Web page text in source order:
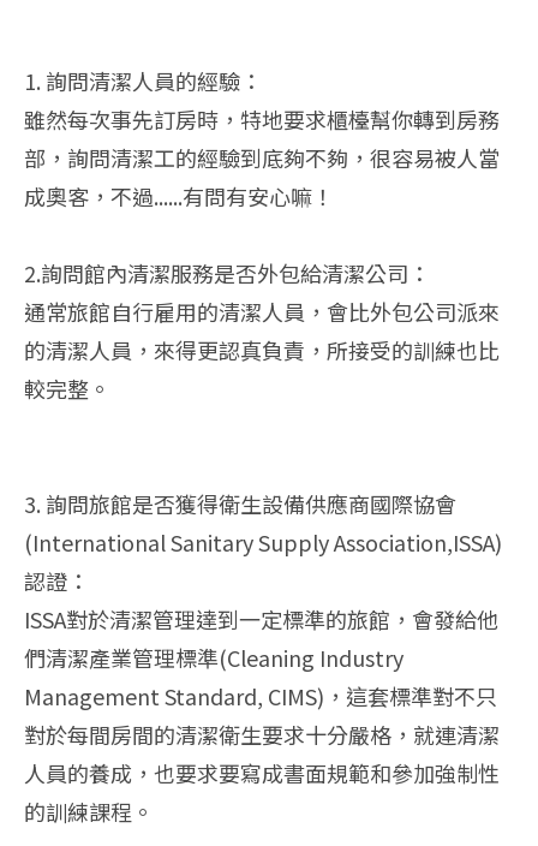
1. 詢問清潔人員的經驗：
雖然每次事先訂房時，特地要求櫃檯幫你轉到房務
部，詢問清潔工的經驗到底夠不夠，很容易被人當
成奧客，不過......有問有安心嘛！
2.詢問館內清潔服務是否外包給清潔公司：
通常旅館自行雇用的清潔人員，會比外包公司派來
的清潔人員，來得更認真負責，所接受的訓練也比
較完整。
3. 詢問旅館是否獲得衛生設備供應商國際協會
(International Sanitary Supply Association,ISSA)
認證：
ISSA對於清潔管理達到一定標準的旅館，會發給他
們清潔產業管理標準(Cleaning Industry
Management Standard, CIMS)，這套標準對不只
對於每間房間的清潔衛生要求十分嚴格，就連清潔
人員的養成，也要求要寫成書面規範和參加強制性
的訓練課程。